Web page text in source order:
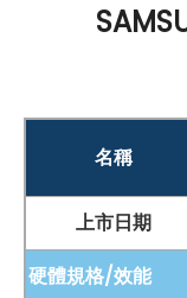
前後鏡頭齊備
在拍攝配置上，本
日常生活紀錄、
攝課堂筆記、居家
畫素鏡頭，可滿
求，畫面呈現自然
名稱
上市日期
硬體規格/效能